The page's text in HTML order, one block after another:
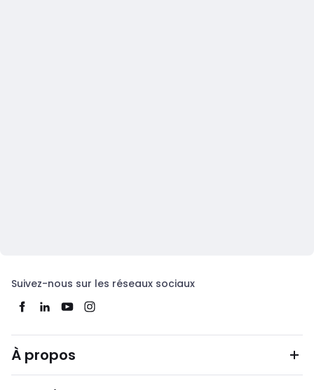
Suivez-nous sur les réseaux sociaux
À propos